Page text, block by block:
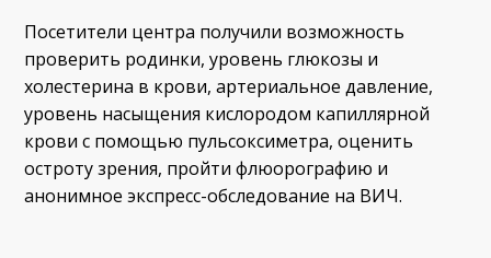
Посетители центра получили возможность
проверить родинки, уровень глюкозы и
холестерина в крови, артериальное давление,
уровень насыщения кислородом капиллярной
крови с помощью пульсоксиметра, оценить
остроту зрения, пройти флюорографию и
анонимное экспресс-обследование на ВИЧ.